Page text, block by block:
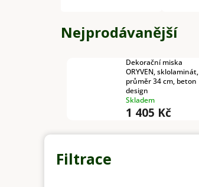
Nejprodávanější
Dekorační miska
ORYVEN, sklolaminát,
průměr 34 cm, beton
design
Skladem
1 405 Kč